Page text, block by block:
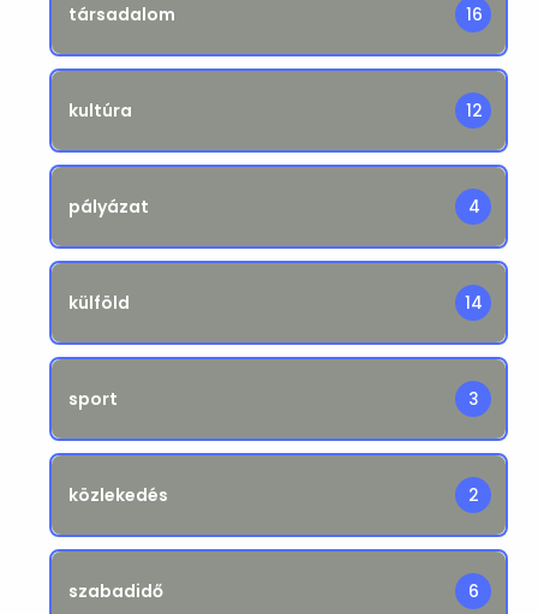
társadalom 16
kultúra 12
pályázat 4
külföld 14
sport 3
közlekedés 2
szabadidő 6